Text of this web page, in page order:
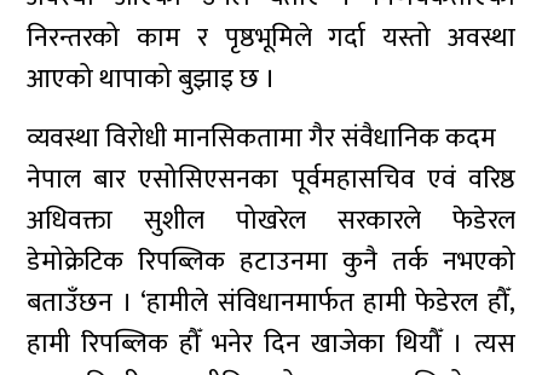
निरन्तरको काम र पृष्ठभूमिले गर्दा यस्तो अवस्था
आएको थापाको बुझाइ छ ।
व्यवस्था विरोधी मानसिकतामा गैर संवैधानिक कदम
नेपाल बार एसोसिएसनका पूर्वमहासचिव एवं वरिष्ठ
अधिवक्ता सुशील पोखरेल सरकारले फेडेरल
डेमोक्रेटिक रिपब्लिक हटाउनमा कुनै तर्क नभएको
बताउँछन । ‘हामीले संविधानमार्फत हामी फेडेरल हौँ,
हामी रिपब्लिक हौँ भनेर दिन खाजेका थियौँ । त्यस